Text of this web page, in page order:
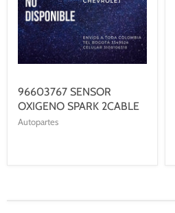
96603767 SENSOR
OXIGENO SPARK 2CABLE
Autopartes